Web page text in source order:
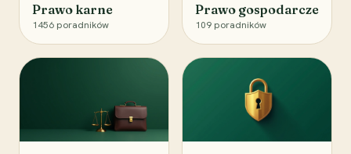
Prawo karne
1456 poradników
Prawo gospodarcze
109 poradników